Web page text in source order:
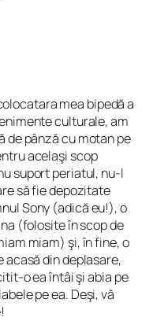
mea bipedă a
culturale, am
de pânză cu motan pe
acelaşi scop
suport periatul, nu-l
să fie depozitate
Sony (adică eu!), o
(folosite în scop de
miam) şi, în fine, o
din deplasare,
o ea întâi şi abia pe
pe ea. Deşi, vă